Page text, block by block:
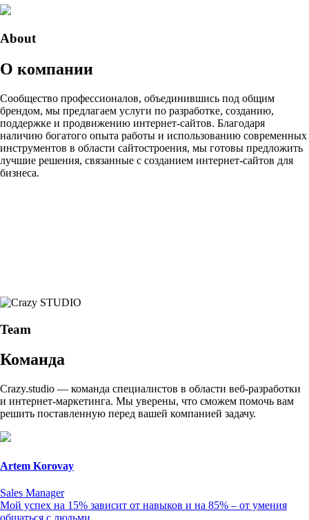
About
О компании
Сообщество профессионалов, объединившись под общим
брендом, мы предлагаем услуги по разработке, созданию,
поддержке и продвижению интернет-сайтов. Благодаря
наличию богатого опыта работы и использованию современных
инструментов в области сайтостроения, мы готовы предложить
лучшие решения, связанные с созданием интернет-сайтов для
бизнеса.
Team
Команда
Crazy.studio — команда специалистов в области веб-разработки
и интернет-маркетинга. Мы уверены, что сможем помочь вам
решить поставленную перед вашей компанией задачу.
Artem Korovay
Sales Manager
Мой успех на 15% зависит от навыков и на 85% – от умения
общаться с людьми.